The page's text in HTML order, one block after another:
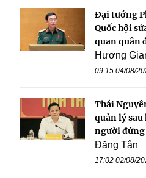
Đại tướng
Quốc hội
quan quân
Hương
09:15 04/08/
Thái
quản lý
người đứng
Đăng Tân
17:02 02/08/